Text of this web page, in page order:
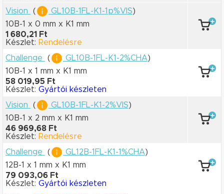
Vision
( GL10B-1FL-K1-1p%VIS)
10B-1 x 0 mm x K1 mm
1 680,21 Ft
Készlet: Rendelésre
Challenge
( GL10B-1FL-K1-2%CHA)
10B-1 x 1 mm x K1 mm
58 019,95 Ft
Készlet: Gyártói készleten
Vision
( GL10B-1FL-K1-2%VIS)
10B-1 x 2 mm x K1 mm
46 969,68 Ft
Készlet: Rendelésre
Challenge
( GL12B-1FL-K1-1%CHA)
12B-1 x 1 mm x K1 mm
79 093,06 Ft
Készlet: Gyártói készleten